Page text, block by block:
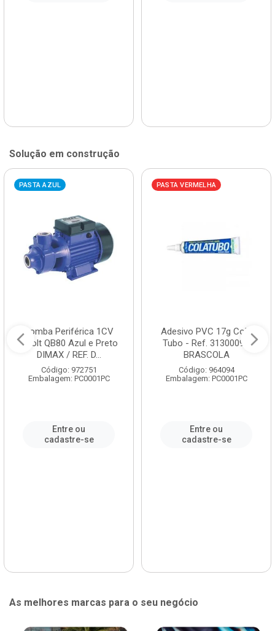
Solução em construção
PASTA AZUL
Bomba Periférica 1CV
Bivolt QB80 Azul e Preto
DIMAX / REF. D...
Código: 972751
Embalagem: PC0001PC
Entre ou
cadastre-se
PASTA VERMELHA
Adesivo PVC 17g Cola
Tubo - Ref. 3130009 -
BRASCOLA
Código: 964094
Embalagem: PC0001PC
Entre ou
cadastre-se
As melhores marcas para o seu negócio